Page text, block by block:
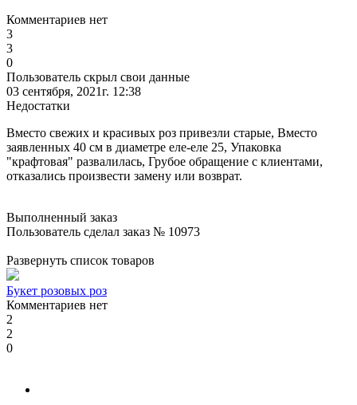
Комментариев нет
3
3
0
Пользователь скрыл свои данные
03 сентября, 2021г. 12:38
Недостатки
Вместо свежих и красивых роз привезли старые, Вместо
заявленных 40 см в диаметре еле-еле 25, Упаковка
"крафтовая" развалилась, Грубое обращение с клиентами,
отказались произвести замену или возврат.
Выполненный заказ
Пользователь сделал заказ № 10973
Развернуть список товаров
Букет розовых роз
Комментариев нет
2
2
0